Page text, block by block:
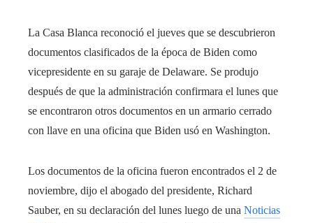
La Casa Blanca reconoció el jueves que se descubrieron
documentos clasificados de la época de Biden como
vicepresidente en su garaje de Delaware. Se produjo
después de que la administración confirmara el lunes que
se encontraron otros documentos en un armario cerrado
con llave en una oficina que Biden usó en Washington.
Los documentos de la oficina fueron encontrados el 2 de
noviembre, dijo el abogado del presidente, Richard
Sauber, en su declaración del lunes luego de una Noticias